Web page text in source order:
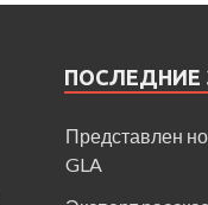
ПОСЛЕДНИЕ
Представлен
GLA